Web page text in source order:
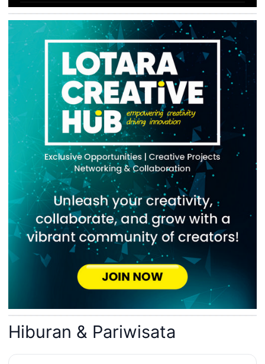
Hiburan & Pariwisata